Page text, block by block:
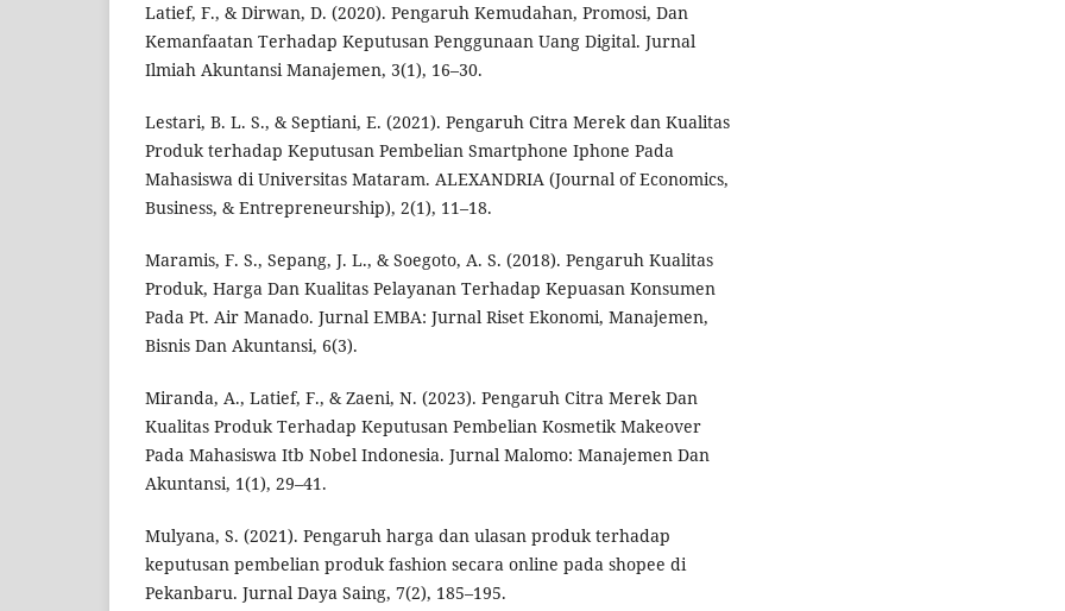
Latief, F., & Dirwan, D. (2020). Pengaruh Kemudahan, Promosi, Dan
Kemanfaatan Terhadap Keputusan Penggunaan Uang Digital. Jurnal
Ilmiah Akuntansi Manajemen, 3(1), 16–30.
Lestari, B. L. S., & Septiani, E. (2021). Pengaruh Citra Merek dan Kualitas
Produk terhadap Keputusan Pembelian Smartphone Iphone Pada
Mahasiswa di Universitas Mataram. ALEXANDRIA (Journal of Economics,
Business, & Entrepreneurship), 2(1), 11–18.
Maramis, F. S., Sepang, J. L., & Soegoto, A. S. (2018). Pengaruh Kualitas
Produk, Harga Dan Kualitas Pelayanan Terhadap Kepuasan Konsumen
Pada Pt. Air Manado. Jurnal EMBA: Jurnal Riset Ekonomi, Manajemen,
Bisnis Dan Akuntansi, 6(3).
Miranda, A., Latief, F., & Zaeni, N. (2023). Pengaruh Citra Merek Dan
Kualitas Produk Terhadap Keputusan Pembelian Kosmetik Makeover
Pada Mahasiswa Itb Nobel Indonesia. Jurnal Malomo: Manajemen Dan
Akuntansi, 1(1), 29–41.
Mulyana, S. (2021). Pengaruh harga dan ulasan produk terhadap
keputusan pembelian produk fashion secara online pada shopee di
Pekanbaru. Jurnal Daya Saing, 7(2), 185–195.